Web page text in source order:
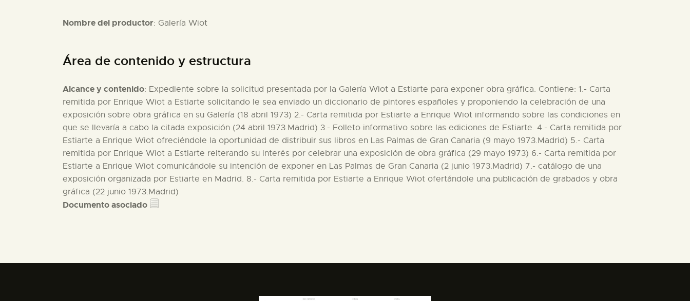
Nombre del productor: Galería Wiot
Área de contenido y estructura
Alcance y contenido: Expediente sobre la solicitud presentada por la Galería Wiot a Estiarte para exponer obra gráfica. Contiene: 1.- Carta
remitida por Enrique Wiot a Estiarte solicitando le sea enviado un diccionario de pintores españoles y proponiendo la celebración de una
exposición sobre obra gráfica en su Galería (18 abril 1973) 2.- Carta remitida por Estiarte a Enrique Wiot informando sobre las condiciones en
que se llevaría a cabo la citada exposición (24 abril 1973.Madrid) 3.- Folleto informativo sobre las ediciones de Estiarte. 4.- Carta remitida por
Estiarte a Enrique Wiot ofreciéndole la oportunidad de distribuir sus libros en Las Palmas de Gran Canaria (9 mayo 1973.Madrid) 5.- Carta
remitida por Enrique Wiot a Estiarte reiterando su interés por celebrar una exposición de obra gráfica (29 mayo 1973) 6.- Carta remitida por
Estiarte a Enrique Wiot comunicándole su intención de exponer en Las Palmas de Gran Canaria (2 junio 1973.Madrid) 7.- catálogo de una
exposición organizada por Estiarte en Madrid. 8.- Carta remitida por Estiarte a Enrique Wiot ofertándole una publicación de grabados y obra
gráfica (22 junio 1973.Madrid)
Documento asociado